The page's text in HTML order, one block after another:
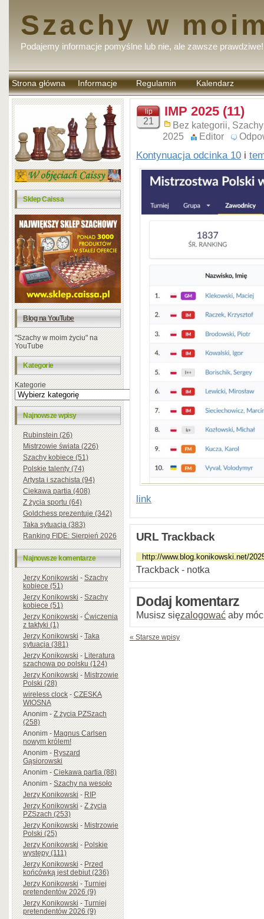
Szachy w
Podajemy informacje pomyślne lub nie, ale zawsze prawdziwe!
Strona główna Informacje Regulamin
komentarzy
Kalendarz
Sklep Caissa
Blog na YouTube
"Szachy w moim życiu" na
YouTube
Kategorie
Kategorie
Najnowsze wpisy
Rubinstein (26)
Mistrzowie świata (226)
Szachy kobiece (51)
Polskie talenty (74)
Artysta i szachista (94)
Ciekawa partia (408)
Z życia sportu (64)
Goldchess prezentuje (342)
Taka sytuacja (383)
Ranking FIDE: Sierpień 2026
Najnowsze komentarze
Jerzy Konikowski-Szachy
kobiece (51)
Jerzy Konikowski-Szachy
kobiece (51)
Jerzy Konikowski-Ćwiczenia
z taktyki (1)
Jerzy Konikowski-Taka
sytuacja (381)
Jerzy Konikowski-Literatura
szachowa po polsku (124)
Jerzy Konikowski-Mistrzowie
Polski (28)
wireless clock-CZESKA
WIOSNA
Anonim-Z życia PZSzach
(258)
Anonim-Magnus Carlsen
nowym królem!
Anonim-Ryszard
Gąsiorowski
Anonim-Ciekawa partia (88)
Anonim-Szachy na wesoło
Jerzy Konikowski-RIP
Jerzy Konikowski-Z życia
PZSzach (253)
Jerzy Konikowski-Mistrzowie
Polski (25)
Jerzy Konikowski-Polskie
występy (111)
Jerzy Konikowski-Przed
końcówką jest debiut (236)
Jerzy Konikowski-Turniej
pretendentów 2026 (9)
Jerzy Konikowski-Turniej
pretendentów 2026 (9)
lip
21
IMP 2025 (11)
Bez kategorii,
2025
Editor
Kontynuacja odcinka 10 i
link
URL Trackback
Trackback - notka
Dodaj komentarz
Musisz sięzalogować aby
« Starsze wpisy